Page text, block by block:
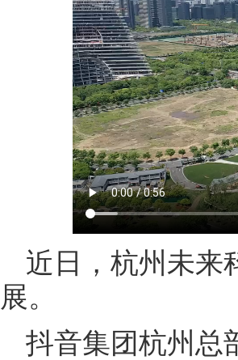
近日，杭州未来
展。
抖音集团杭州总